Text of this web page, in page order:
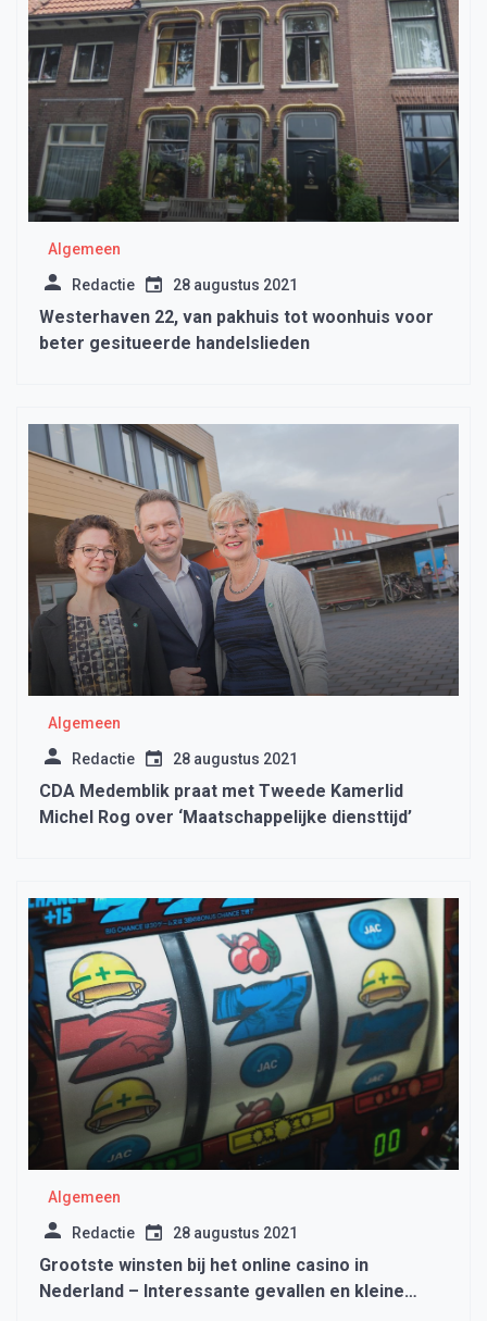
Algemeen
Redactie 28 augustus 2021
Westerhaven 22, van pakhuis tot woonhuis voor
beter gesitueerde handelslieden
Algemeen
Redactie 28 augustus 2021
CDA Medemblik praat met Tweede Kamerlid
Michel Rog over ‘Maatschappelijke diensttijd’
Algemeen
Redactie 28 augustus 2021
Grootste winsten bij het online casino in
Nederland – Interessante gevallen en kleine